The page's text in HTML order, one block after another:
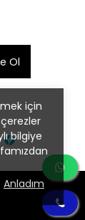
için
bilgiye
Anladım
Ol